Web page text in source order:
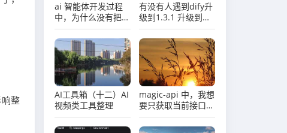
整
ai 智能体开发过程
中，为什么没有把敏
感词做成简单的字符
串字段，而是单独做
一张配置表？
有没有人遇到dify升
级到1.3.1 升级到最
新版本 知识库出问
题的？
AI工具箱（十二）AI
视频类工具整理
magic-api 中，我想
要只获取当前接口执
行sql的执行结果怎
么办？